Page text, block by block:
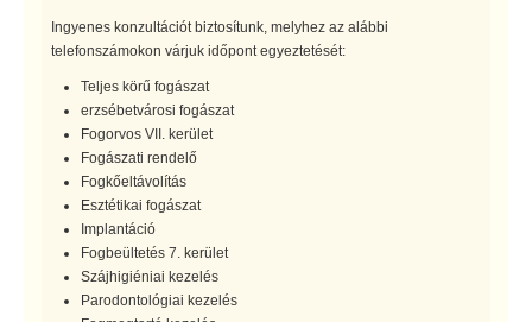
Ingyenes konzultációt biztosítunk, melyhez az alábbi
telefonszámokon várjuk időpont egyeztetését:
Teljes körű fogászat
erzsébetvárosi fogászat
Fogorvos VII. kerület
Fogászati rendelő
Fogkőeltávolítás
Esztétikai fogászat
Implantáció
Fogbeültetés 7. kerület
Szájhigiéniai kezelés
Parodontológiai kezelés